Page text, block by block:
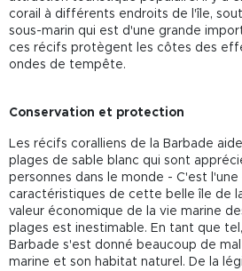
corail à différents endroits de l'île,
sous-marin qui est d'une grande
ces récifs protègent les côtes des
ondes de tempête.
Conservation et protection
Les récifs coralliens de la Barbade
plages de sable blanc qui sont
personnes dans le monde - C'est l'une
caractéristiques de cette belle île de
valeur économique de la vie marine
plages est inestimable. En tant que
Barbade s'est donné beaucoup de
marine et son habitat naturel. De la